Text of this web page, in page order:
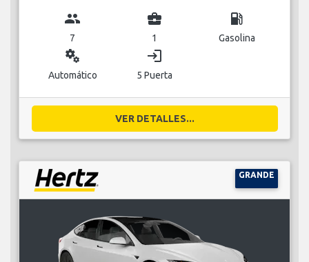
group
7
business_center
1
local_gas_station
Gasolina
miscellaneous_services
Automático
login
5 Puerta
VER DETALLES...
GRANDE